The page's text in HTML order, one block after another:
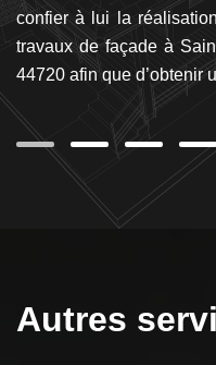
confier à lui la
travaux de façade à
44720 afin que d’obtenir
Autres